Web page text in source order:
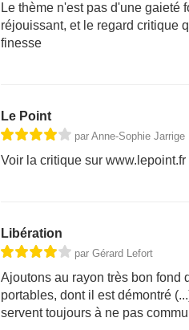
Le thème n'est pas d'une gaieté
réjouissant, et le regard critique
finesse
Le Point
par Anne-Sophie Jarrige
Voir la critique sur www.lepoint.fr
Libération
par Gérard Lefort
Ajoutons au rayon très bon fond
portables, dont il est démontré
servent toujours à ne pas